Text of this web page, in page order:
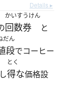
Details ▸
かいすうけん
回数券 と
だん
段でコーヒー
とく
得な価格設